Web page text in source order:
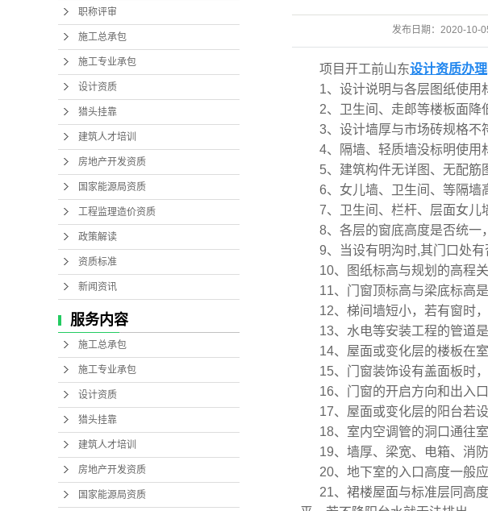
职称评审
施工总承包
施工专业承包
设计资质
猎头挂靠
建筑人才培训
房地产开发资质
国家能源局资质
工程监理造价资质
政策解读
资质标准
新闻资讯
服务内容
施工总承包
施工专业承包
设计资质
猎头挂靠
建筑人才培训
房地产开发资质
国家能源局资质
发布日期： 2020-10-
项目开工前山东设计资质办理
1、设计说明与各层图纸使用
2、卫生间、走郎等楼板面降
3、设计墙厚与市场砖规格不
4、隔墙、轻质墙没标明使用
5、建筑构件无详图、无配筋
6、女儿墙、卫生间、等隔墙
7、卫生间、栏杆、层面女儿
8、各层的窗底高度是否统一
9、当设有明沟时,其门口处有
10、图纸标高与规划的高程
11、门窗顶标高与梁底标高
12、梯间墙短小，若有窗时
13、水电等安装工程的管道
14、屋面或变化层的楼板在
15、门窗装饰设有盖面板时
16、门窗的开启方向和出入
17、屋面或变化层的阳台若
18、室内空调管的洞口通往
19、墙厚、梁宽、电箱、消
20、地下室的入口高度一般
21、裙楼屋面与标准层同高